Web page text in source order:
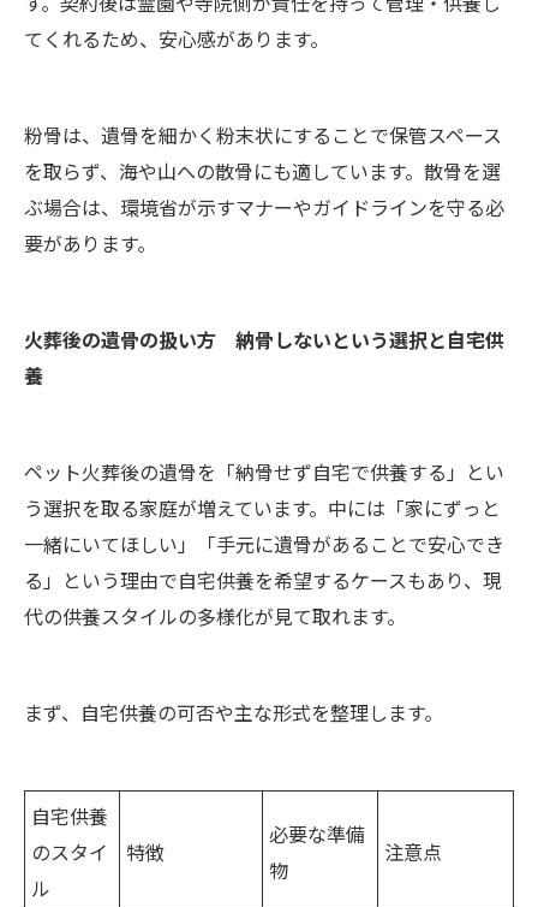
てくれるため、安心感があります。
粉骨は、遺骨を細かく粉末状にすることで保管スペース
を取らず、海や山への散骨にも適しています。散骨を選
ぶ場合は、環境省が示すマナーやガイドラインを守る必
要があります。
火葬後の遺骨の扱い方 納骨しないという選択と自宅供
養
ペット火葬後の遺骨を「納骨せず自宅で供養する」とい
う選択を取る家庭が増えています。中には「家にずっと
一緒にいてほしい」「手元に遺骨があることで安心でき
る」という理由で自宅供養を希望するケースもあり、現
代の供養スタイルの多様化が見て取れます。
まず、自宅供養の可否や主な形式を整理します。
自宅供養
のスタイ
ル
特徴
必要な準備
物
注意点